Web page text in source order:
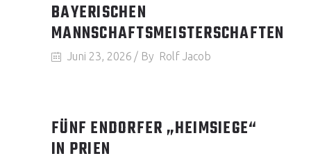
BAYERISCHEN
MANNSCHAFTSMEISTERSCHAFTEN
Juni 23, 2026 By Rolf Jacob
FÜNF ENDORFER „HEIMSIEGE“
IN PRIEN